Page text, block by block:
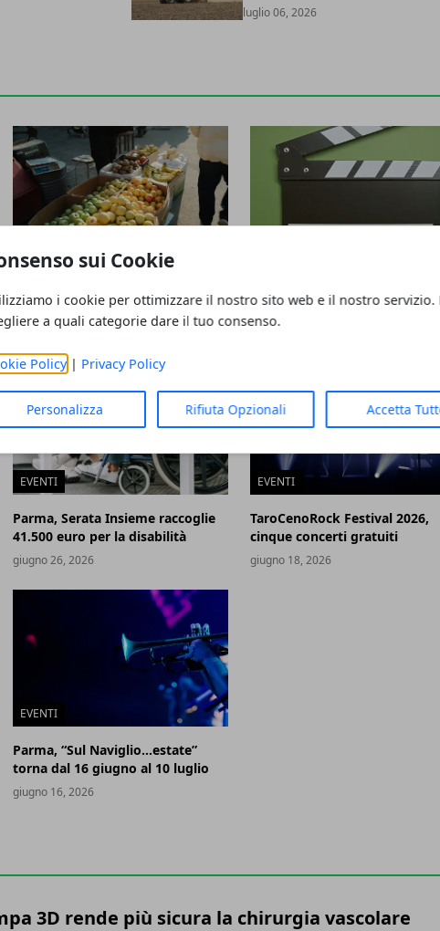
sui Cookie
i cookie per ottimizzare il nostro sito web e il nostro servizio.
a quali categorie dare il tuo consenso.
Policy| Privacy Policy
Personalizza Rifiuta Opzionali Accetta
luglio 06, 2026
ospedali dell’Emilia-Romagna
luglio 10, 2026
con Nicolas Winding Refn
luglio 06, 2026
EVENTI
Parma, Serata Insieme raccoglie
41.500 euro per la disabilità
giugno 26, 2026
EVENTI
TaroCenoRock Festival 2026,
cinque concerti gratuiti
giugno 18, 2026
EVENTI
Parma, “Sul Naviglio…estate”
torna dal 16 giugno al 10 luglio
giugno 16, 2026
3D rende più sicura la chirurgia vascolare